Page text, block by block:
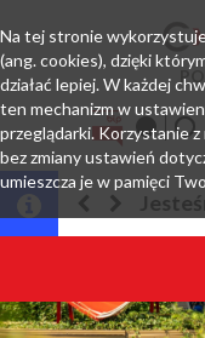
Na tej stronie
(ang. cookies), dzięki
działać lepiej. W każdej
ten mechanizm w
przeglądarki. Korzystanie
bez zmiany ustawień
umieszcza je w pamięci